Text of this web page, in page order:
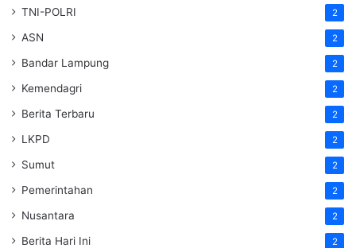
TNI-POLRI 2
ASN 2
Bandar Lampung 2
Kemendagri 2
Berita Terbaru 2
LKPD 2
Sumut 2
Pemerintahan 2
Nusantara 2
Berita Hari Ini 2